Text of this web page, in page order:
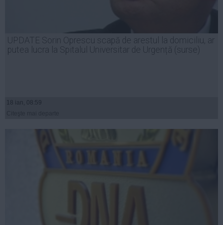
UPDATE Sorin Oprescu scapă de arestul la domiciliu, ar
putea lucra la Spitalul Universitar de Urgență (surse)
18 ian, 08:59